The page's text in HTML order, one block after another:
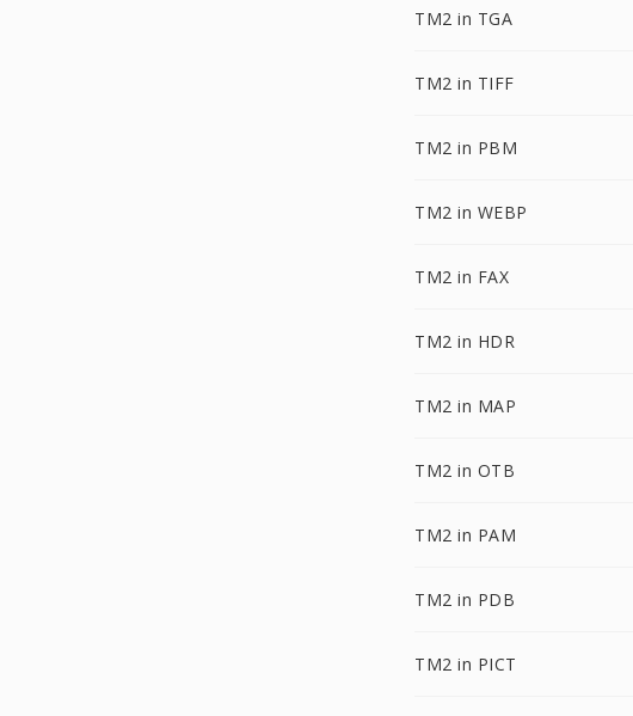
TM2 in TGA
TM2 in TIFF
TM2 in PBM
TM2 in WEBP
TM2 in FAX
TM2 in HDR
TM2 in MAP
TM2 in OTB
TM2 in PAM
TM2 in PDB
TM2 in PICT